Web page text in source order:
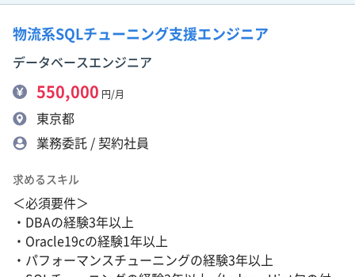
物流系SQLチューニング支援エンジニア
データベースエンジニア
550,000 円/月
東京都
業務委託 / 契約社員
求めるスキル
＜必須要件＞
・DBAの経験3年以上
・Oracle19cの経験1年以上
・パフォーマンスチューニングの経験3年以上